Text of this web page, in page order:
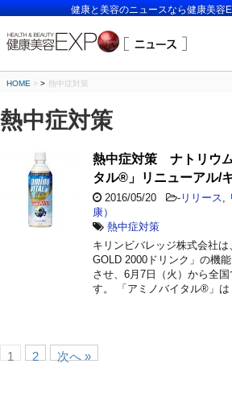
健康と美容のニュースなら健康美容
HOME > 熱中症対策
熱中症対策
熱中症対策 ナトリウ
タル®」リニューアル/
2016/05/20 - リリース
康）
熱中症対策
キリンビバレッジ株式会社
GOLD 2000ドリンク」の機
させ、6月7日（火）から全
す。 「アミノバイタル®」は
1 2 次へ »